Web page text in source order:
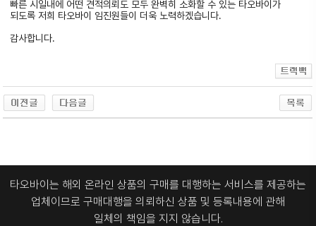
빠른 시일내에 어떤 견적의뢰도 모두 완벽히 소화할 수 있는 타오바이가
되도록 저희 타오바이 임진원들이 더욱 노력하겠습니다.
감사합니다.
타오바이는 해외 온라인 상품의 구매를 대행하는 서비스를 제공하는
업체이므로 구매대행을 의뢰하신 상품 및 등록내용에 관해
일체의 책임을 지지 않습니다.